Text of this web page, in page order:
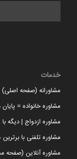
خدمات
مشاورانه (صفحه اصلی)
مشاوره خانواده =
مشاوره ازدواج | دیگه
مشاوره تلفنی با
مشاوره آنلاین